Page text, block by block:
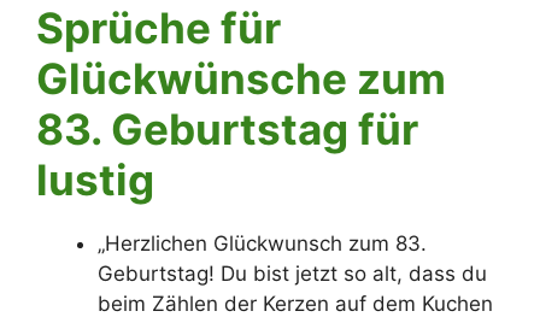
Sprüche für
Glückwünsche zum
83. Geburtstag für
lustig
„Herzlichen Glückwunsch zum 83.
Geburtstag! Du bist jetzt so alt, dass du
beim Zählen der Kerzen auf dem Kuchen